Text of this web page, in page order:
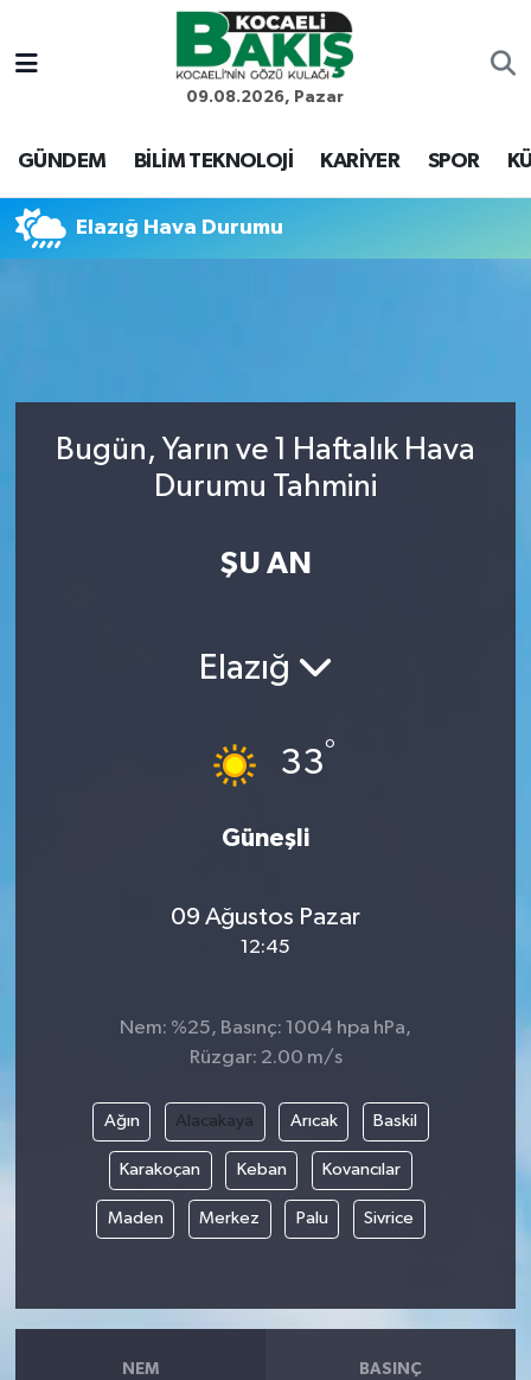
09.08.2026, Pazar
GÜNDEM BİLİM TEKNOLOJİ KARİYER SPOR
Elazığ Hava Durumu
Bugün, Yarın ve 1 Haftalık Hava
Durumu Tahmini
ŞU AN
Elazığ
33°
Güneşli
09 Ağustos Pazar
12:45
Nem: %25, Basınç: 1004 hpa hPa,
Rüzgar: 2.00 m/s
Ağın Alacakaya Arıcak Baskil
Karakoçan Keban Kovancılar
Maden Merkez Palu Sivrice
NEM BASINÇ
Kocaeli Nöbetçi Eczaneler
Kocaeli Hava Durumu
Haber Arşivi